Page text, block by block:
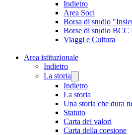
Indietro
Area Soci
Borsa di studio
Borse di studio BCC
Viaggi e Cultura
Area istituzionale
Indietro
La storia
Indietro
La storia
Una storia che dura
Statuto
Carta dei valori
Carta della coesione